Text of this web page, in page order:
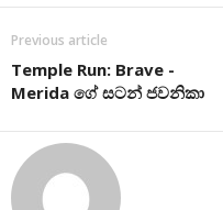
Previous article
Temple Run: Brave -
Merida ගේ සටන් ජවනිකා